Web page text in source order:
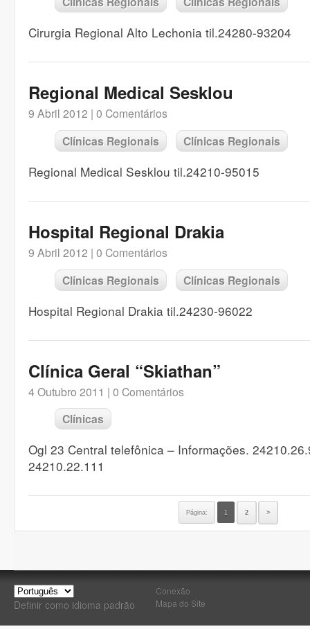
Cirurgia Regional Alto Lechonia til.24280-93204
Regional Medical Sesklou
9 Abril 2012 | 0 Comentários
Clínicas Regionais Clínicas Regionais
Regional Medical Sesklou til.24210-95015
Hospital Regional Drakia
9 Abril 2012 | 0 Comentários
Clínicas Regionais Clínicas Regionais
Hospital Regional Drakia til.24230-96022
Clínica Geral “Skiathan”
4 Outubro 2011 | 0 Comentários
Clínicas
Ogl 23 Central telefônica – Informações.
24210.22.111
Página: 1 2 >
Definir como idioma padrão
Conexão
Mapa do Site